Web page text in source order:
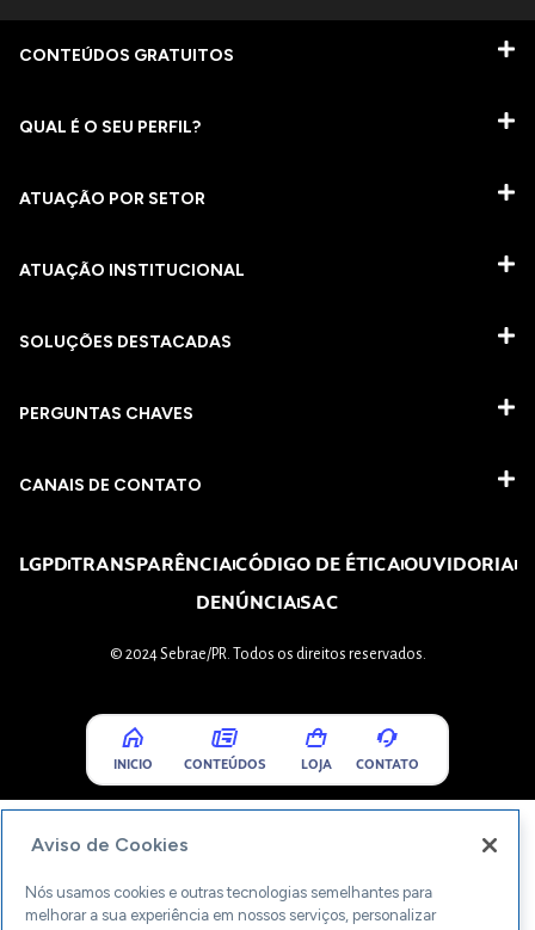
CONTEÚDOS GRATUITOS
QUAL É O SEU PERFIL?
ATUAÇÃO POR SETOR
ATUAÇÃO INSTITUCIONAL
SOLUÇÕES DESTACADAS
PERGUNTAS CHAVES​
CANAIS DE CONTATO
LGPDTRANSPARÊNCIACÓDIGO DE ÉTICAOUVIDORIA
DENÚNCIASAC
© 2024 Sebrae/PR. Todos os direitos reservados.
INICIO CONTEÚDOS LOJA CONTATO
Aviso de Cookies
Nós usamos cookies e outras tecnologias semelhantes para
melhorar a sua experiência em nossos serviços, personalizar